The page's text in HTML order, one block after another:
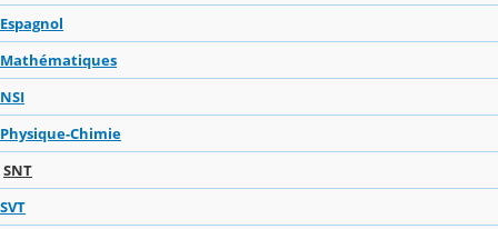
Espagnol
Mathématiques
NSI
Physique-Chimie
SNT
SVT